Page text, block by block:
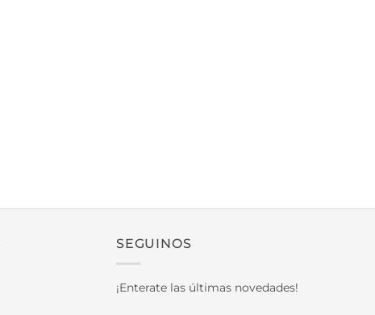
SEGUINOS
¡Enterate las últimas novedades!